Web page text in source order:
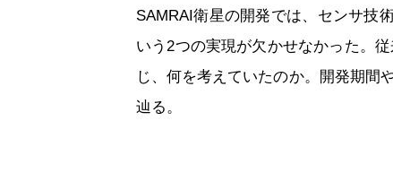
SAMRAI衛星の開発では、センサ技
いう2つの実現が欠かせなかった。
じ、何を考えていたのか。開発期間
辿る。